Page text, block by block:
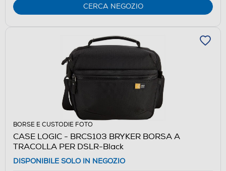
CERCA NEGOZIO
BORSE E CUSTODIE FOTO
CASE LOGIC - BRCS103 BRYKER BORSA A
TRACOLLA PER DSLR-Black
DISPONIBILE SOLO IN NEGOZIO